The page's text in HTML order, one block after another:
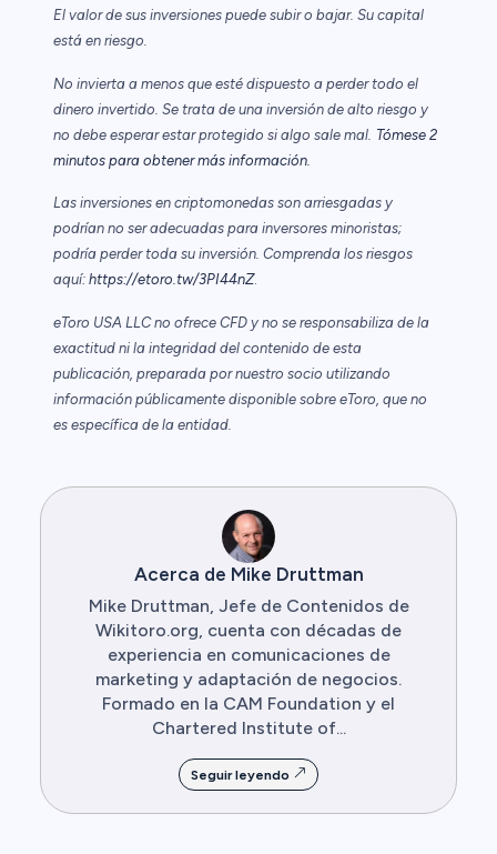
El valor de sus inversiones puede subir o bajar. Su capital
está en riesgo.
No invierta a menos que esté dispuesto a perder todo el
dinero invertido. Se trata de una inversión de alto riesgo y
no debe esperar estar protegido si algo sale mal. Tómese 2
minutos para obtener más información.
Las inversiones en criptomonedas son arriesgadas y
podrían no ser adecuadas para inversores minoristas;
podría perder toda su inversión. Comprenda los riesgos
aquí: https://etoro.tw/3PI44nZ.
eToro USA LLC no ofrece CFD y no se responsabiliza de la
exactitud ni la integridad del contenido de esta
publicación, preparada por nuestro socio utilizando
información públicamente disponible sobre eToro, que no
es específica de la entidad.
Acerca de Mike Druttman
Mike Druttman, Jefe de Contenidos de
Wikitoro.org, cuenta con décadas de
experiencia en comunicaciones de
marketing y adaptación de negocios.
Formado en la CAM Foundation y el
Chartered Institute of...
Seguir leyendo